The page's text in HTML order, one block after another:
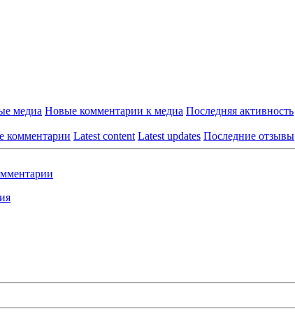
медиа Новые комментарии к медиа Последняя активность
комментарии Latest content Latest updates Последние отзывы